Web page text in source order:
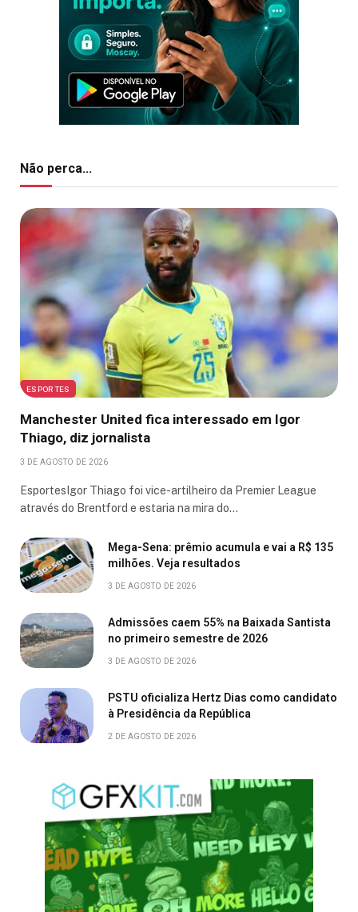
Não perca...
ESPORTES
Manchester United fica interessado em Igor
Thiago, diz jornalista
3 DE AGOSTO DE 2026
EsportesIgor Thiago foi vice-artilheiro da Premier League
através do Brentford e estaria na mira do…
Mega-Sena: prêmio acumula e vai a R$ 135
milhões. Veja resultados
3 DE AGOSTO DE 2026
Admissões caem 55% na Baixada Santista
no primeiro semestre de 2026
3 DE AGOSTO DE 2026
PSTU oficializa Hertz Dias como candidato
à Presidência da República
2 DE AGOSTO DE 2026